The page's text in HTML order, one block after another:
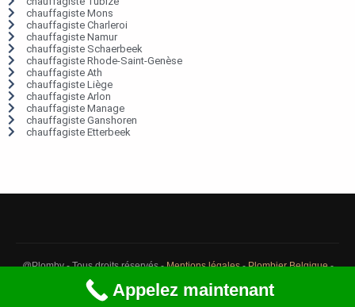
chauffagiste Mons
chauffagiste Charleroi
chauffagiste Namur
chauffagiste Schaerbeek
chauffagiste Rhode-Saint-Genèse
chauffagiste Ath
chauffagiste Liège
chauffagiste Arlon
chauffagiste Manage
chauffagiste Ganshoren
chauffagiste Etterbeek
@Plomby - Tous droits réservés -Mentions légales-Plombier Belgique-
Débouchage Belgique
Appelez maintenant